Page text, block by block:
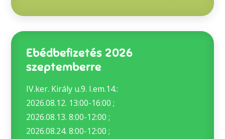
Ebédbefizetés 2026
szeptemberre
IV.ker. Király u.9. I.em.14.:
2026.08.12. 13:00-16:00 ;
2026.08.13. 8:00-12:00 ;
2026.08.24. 8:00-12:00 ;